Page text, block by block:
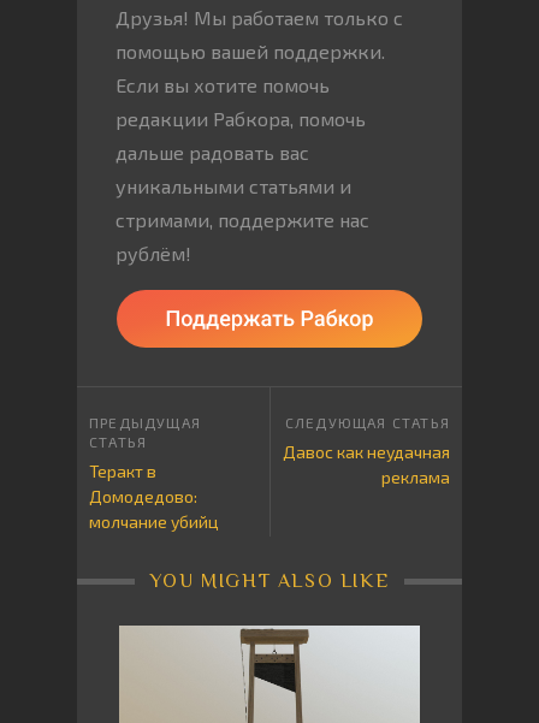
Друзья! Мы работаем только с
помощью вашей поддержки.
Если вы хотите помочь
редакции Рабкора, помочь
дальше радовать вас
уникальными статьями и
стримами, поддержите нас
рублём!
Теракт в
Домодедово:
молчание убийц
Давос как неудачная
реклама
YOU MIGHT ALSO LIKE